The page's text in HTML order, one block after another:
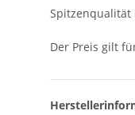
Spitzenqualität
Der Preis gilt